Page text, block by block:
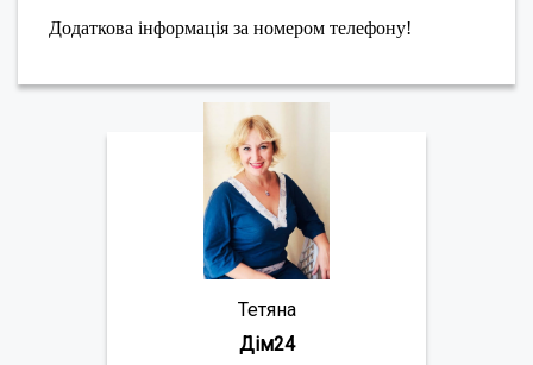
Додаткова інформація за номером телефону!
Тетяна
Дім24